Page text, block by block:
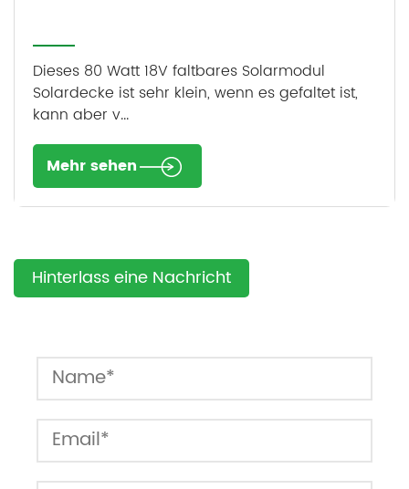
Dieses 80 Watt 18V faltbares Solarmodul
Solardecke ist sehr klein, wenn es gefaltet ist,
kann aber v...
Mehr sehen
Hinterlass eine Nachricht